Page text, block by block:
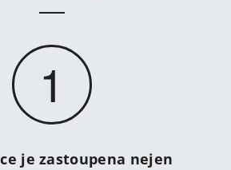
1
je zastoupena nejen